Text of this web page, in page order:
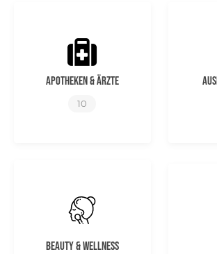
Apotheken & Ärzte
10
Beauty & Wellness